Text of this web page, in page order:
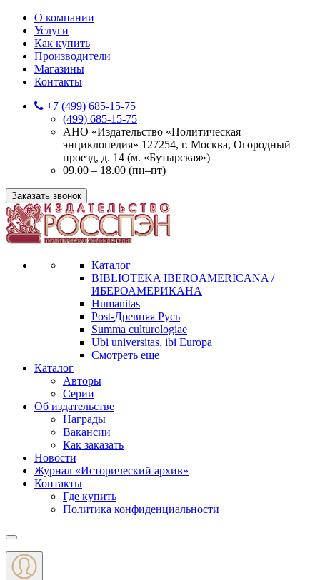
О компании
Услуги
Как купить
Производители
Магазины
Контакты
+7 (499) 685-15-75
(499) 685-15-75
АНО «Издательство «Политическая
энциклопедия» 127254, г. Москва, Огородный
проезд, д. 14 (м. «Бутырская»)
09.00 – 18.00 (пн–пт)
Заказать звонок
Каталог
BIBLIOTEKA IBEROAMERICANA /
ИБЕРОАМЕРИКАНА
Humanitas
Post-Древняя Русь
Summa culturologiae
Ubi universitas, ibi Europa
Смотреть еще
Каталог
Авторы
Серии
Об издательстве
Награды
Вакансии
Как заказать
Новости
Журнал «Исторический архив»‎
Контакты
Где купить
Политика конфиденциальности
Меню